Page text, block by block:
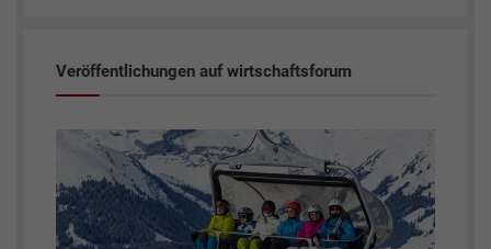
Veröffentlichungen auf wirtschaftsforum